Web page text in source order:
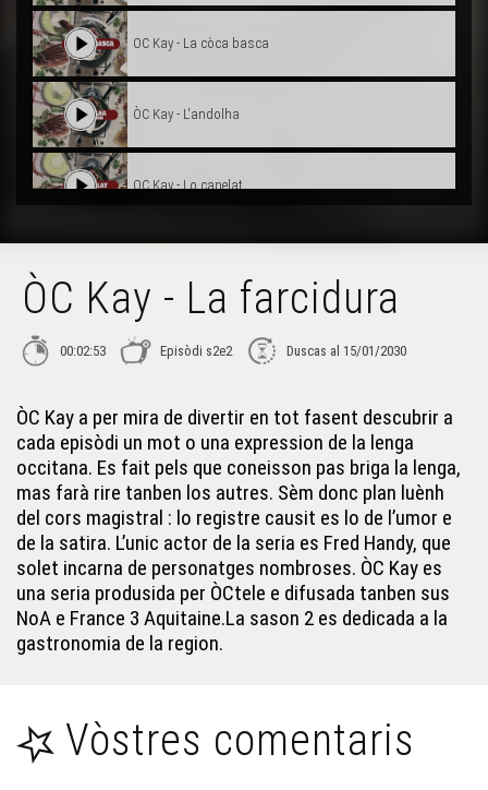
OC Kay - La còca basca
ÒC Kay - L'andolha
OC Kay - Lo canelat
ÒC Kay - Lo hitge gras
ÒC Kay - T'ÒC Chef
ÒC Kay - La vasadesa
ÒC Kay - La saussa bearnesa
ÒC Kay - Lo pastèr de Fred
ÒC Kay - La farcidura
00:02:53 Episòdi s2e2 Duscas al 15/01/2030
ÒC Kay a per mira de divertir en tot fasent descubrir a
cada episòdi un mot o una expression de la lenga
occitana. Es fait pels que coneisson pas briga la lenga,
mas farà rire tanben los autres. Sèm donc plan luènh
del cors magistral : lo registre causit es lo de l’umor e
de la satira. L’unic actor de la seria es Fred Handy, que
solet incarna de personatges nombroses. ÒC Kay es
una seria produsida per ÒCtele e difusada tanben sus
NoA e France 3 Aquitaine.La sason 2 es dedicada a la
gastronomia de la region.
Vòstres comentaris